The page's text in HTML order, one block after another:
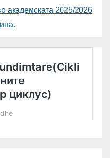
академската 2025/2026